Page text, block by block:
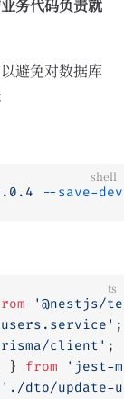
务代码负责就
避免对数据库
shell
--save-dev
ts
'@nestjs/
;
client' ;
} from 'jest-
'./dto/update-